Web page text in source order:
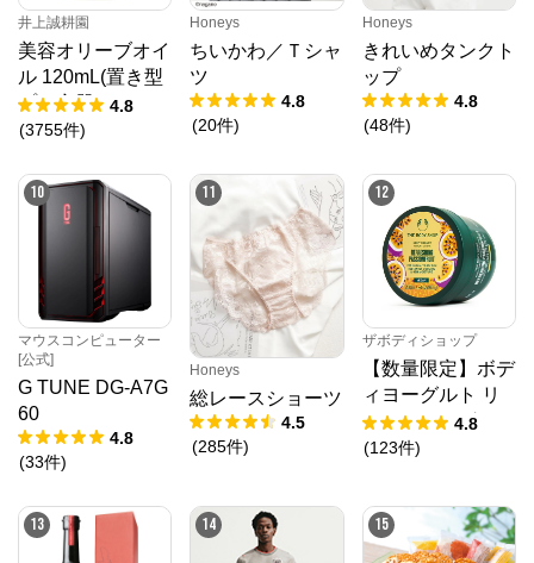
井上誠耕園
美容オリーブオイ
ル 120mL(置き型
プラ容器) 4.8
(3755件)
Honeys
ちいかわ／Ｔシャ
ツ
4.8
(20件)
Honeys
きれいめタンクト
ップ
4.8
(48件)
10
マウスコンピューター
[公式]
G TUNE DG-A7G
60
4.8
(33件)
11
Honeys
総レースショーツ
4.5
(285件)
12
ザボディショップ
【数量限定】ボデ
ィヨーグルト リ
フレッシング PF
4.8
(123件)
13 14 15